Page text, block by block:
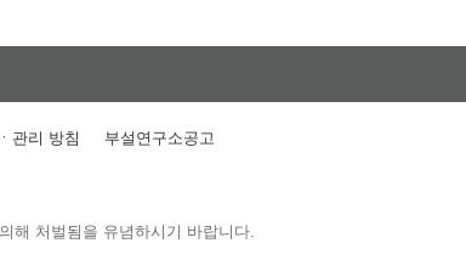
관리 방침 부설연구소공고
해 처벌됨을 유념하시기 바랍니다.